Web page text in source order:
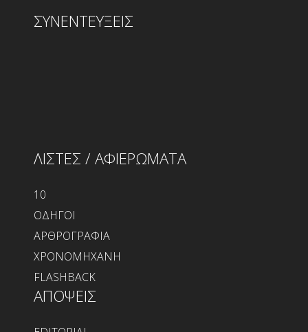
ΣΥΝΕΝΤΕΥΞΕΙΣ
ΛΙΣΤΕΣ / ΑΦΙΕΡΩΜΑΤΑ
10
ΟΔΗΓΟΙ
ΑΡΘΡΟΓΡΑΦΙΑ
ΧΡΟΝΟΜΗΧΑΝΗ
FLASHBACK
ΑΠΟΨΕΙΣ